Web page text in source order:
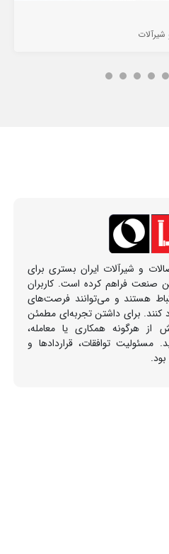
شیرآلات
و شیرآلات ایران بستری برای
صنعت فراهم کرده است. کاربران
هستند و می‌توانند فرصت‌های
کنند. برای داشتن تجربه‌ای مطمئن
هرگونه همکاری یا معامله،
مسئولیت توافقات، قراردادها و